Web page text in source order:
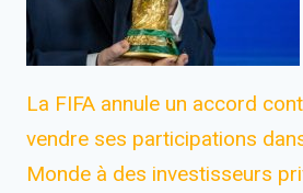
La FIFA annule un accord
vendre ses participations
Monde à des investisseurs